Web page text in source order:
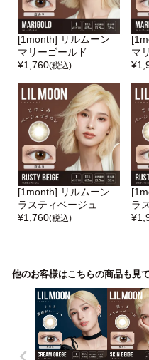
[1month] リルムーン
マリーゴールド
¥1,760(税込)
マ
¥
[1month] リルムーン
ラスティベージュ
¥1,760(税込)
ラ
¥
他のお客様はこちらの商品も見